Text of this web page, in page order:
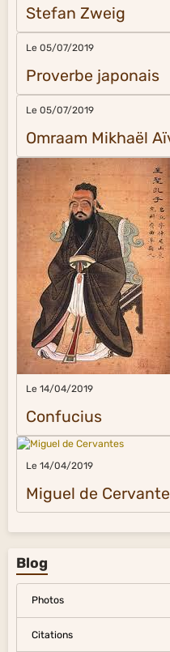
Stefan Zweig
Le 05/07/2019
Proverbe japonais
Le 05/07/2019
Omraam Mikhaël
Le 14/04/2019
Confucius
Le 14/04/2019
Miguel de
Blog
Photos
Citations